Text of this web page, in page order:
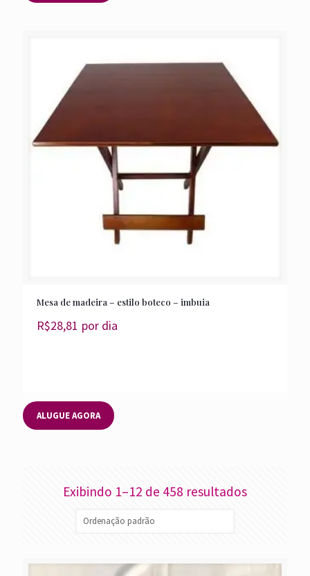
Mesa de madeira – estilo boteco – imbuia
R$28,81 por dia
ALUGUE AGORA
Exibindo 1–12 de 458 resultados